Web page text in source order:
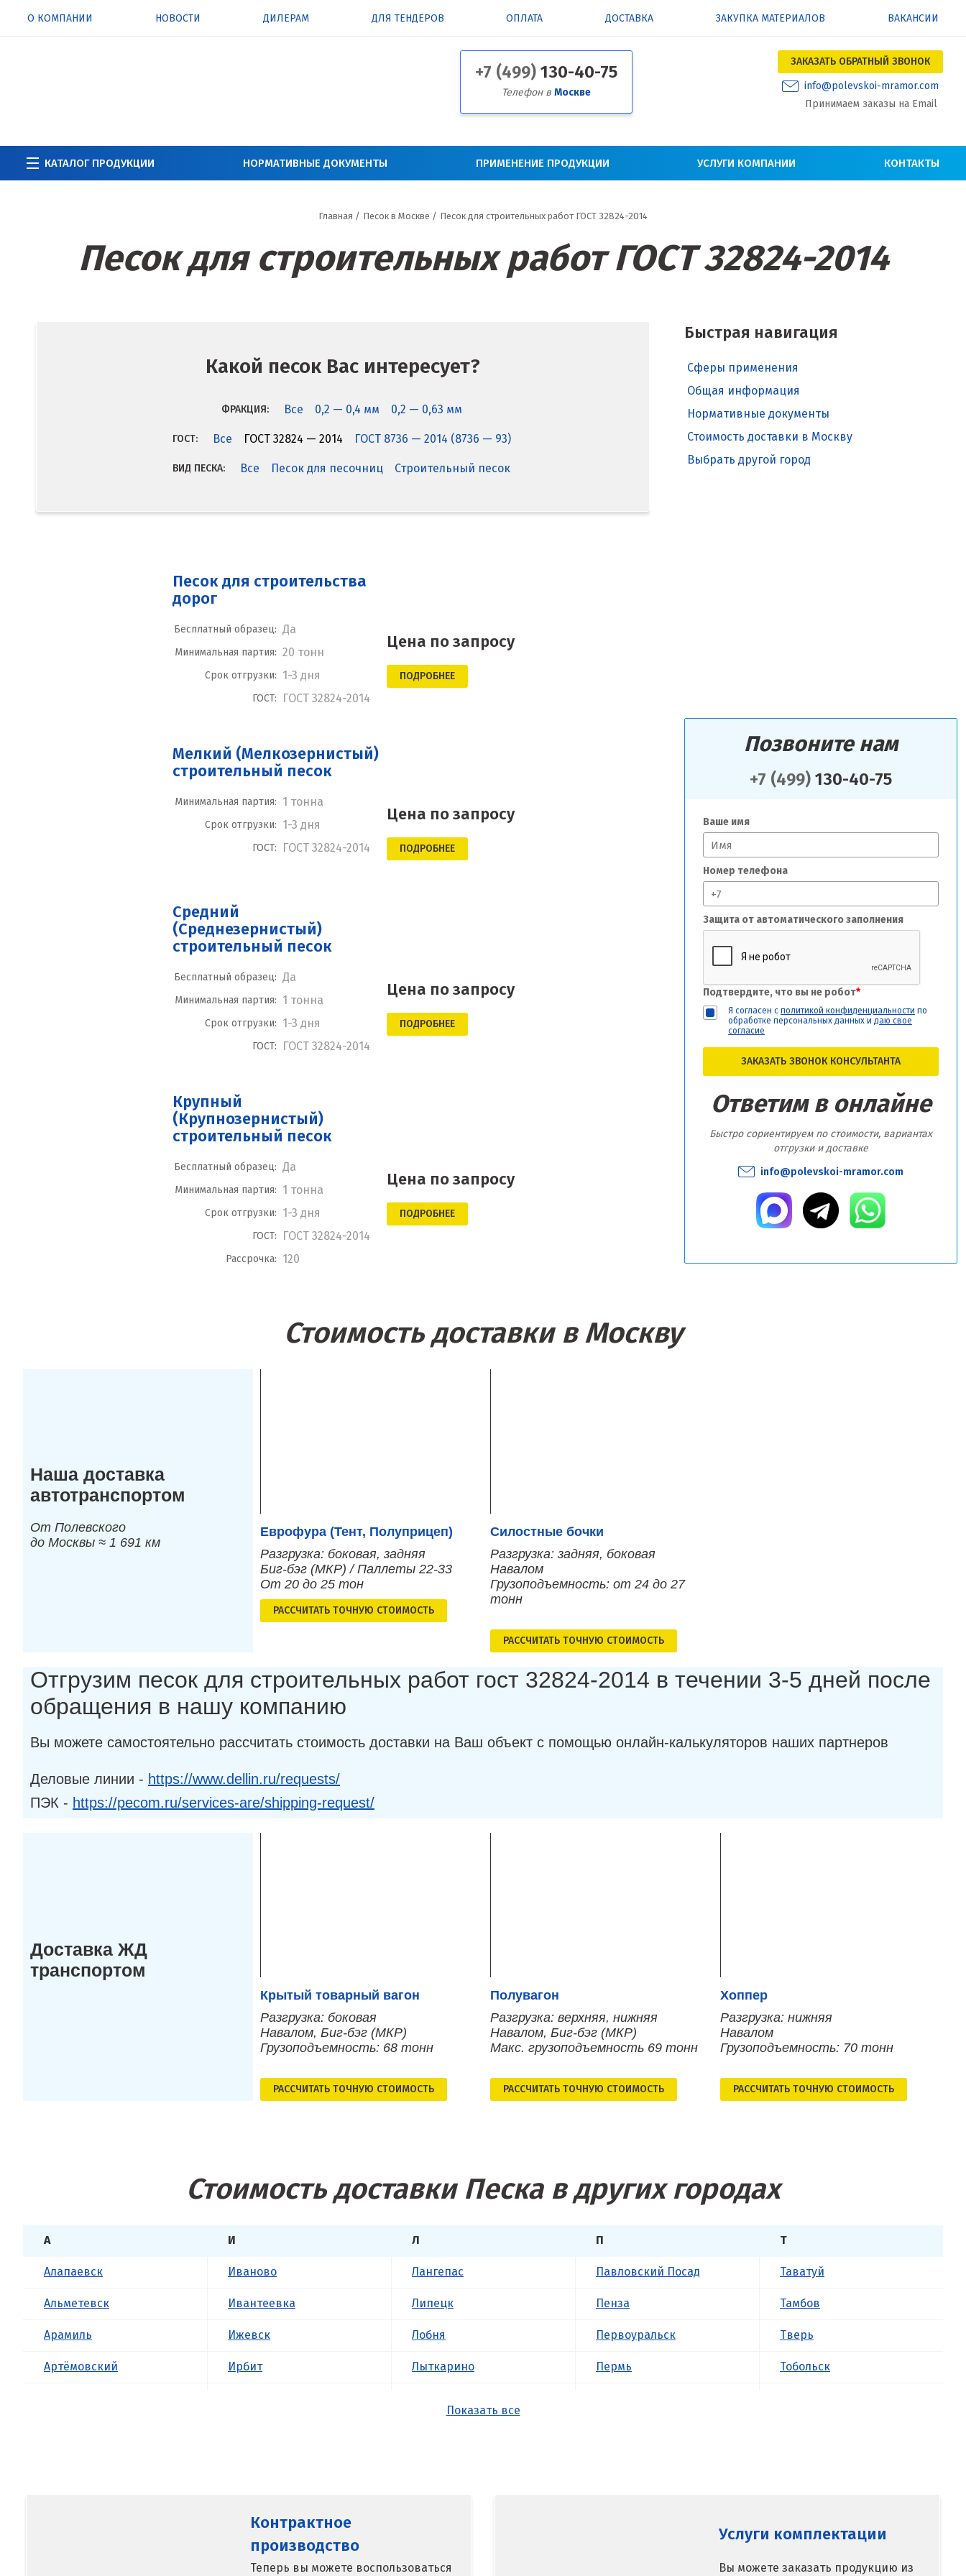
О КОМПАНИИ НОВОСТИ ДИЛЕРАМ ДЛЯ ТЕНДЕРОВ ОПЛАТА ДОСТАВКА ЗАКУПКА МАТЕРИАЛОВ ВАКАНСИИ
+7 (499) 130-40-75
Телефон в Москве
ЗАКАЗАТЬ ОБРАТНЫЙ ЗВОНОК
info@polevskoi-mramor.com
Принимаем заказы на Email
КАТАЛОГ ПРОДУКЦИИ НОРМАТИВНЫЕ ДОКУМЕНТЫ ПРИМЕНЕНИЕ ПРОДУКЦИИ УСЛУГИ КОМПАНИИ КОНТАКТЫ
Главная / Песок в Москве / Песок для строительных работ ГОСТ 32824-2014
Песок для строительных работ ГОСТ 32824-2014
Быстрая навигация
Сферы применения
Общая информация
Нормативные документы
Стоимость доставки в Москву
Выбрать другой город
Позвоните нам
+7 (499) 130-40-75
Ваше имя
Номер телефона
Защита от автоматического заполнения
Подтвердите, что вы не робот*
Я согласен с политикой конфиденциальности по
обработке персональных данных и даю свое
согласие
ЗАКАЗАТЬ ЗВОНОК КОНСУЛЬТАНТА
Ответим в онлайне
Быстро сориентируем по стоимости, вариантах
отгрузки и доставке
info@polevskoi-mramor.com
Какой песок Вас интересует?
ФРАКЦИЯ: Все 0,2 — 0,4 мм 0,2 — 0,63 мм
ГОСТ: Все ГОСТ 32824 — 2014 ГОСТ 8736 — 2014 (8736 — 93)
ВИД ПЕСКА: Все Песок для песочниц Строительный песок
Песок для строительства
дорог
Бесплатный образец: Да
Минимальная партия: 20 тонн
Срок отгрузки: 1-3 дня
ГОСТ: ГОСТ 32824-2014
Цена по запросу
ПОДРОБНЕЕ
Мелкий (Мелкозернистый)
строительный песок
Минимальная партия: 1 тонна
Срок отгрузки: 1-3 дня
ГОСТ: ГОСТ 32824-2014
Цена по запросу
ПОДРОБНЕЕ
Средний
(Среднезернистый)
строительный песок
Бесплатный образец: Да
Минимальная партия: 1 тонна
Срок отгрузки: 1-3 дня
ГОСТ: ГОСТ 32824-2014
Цена по запросу
ПОДРОБНЕЕ
Крупный
(Крупнозернистый)
строительный песок
Бесплатный образец: Да
Минимальная партия: 1 тонна
Срок отгрузки: 1-3 дня
ГОСТ: ГОСТ 32824-2014
Рассрочка: 120
Цена по запросу
ПОДРОБНЕЕ
Стоимость доставки в Москву
Наша доставка
автотранспортом
От Полевского
до Москвы ≈ 1 691 км
Еврофура (Тент, Полуприцеп)
Разгрузка: боковая, задняя
Биг-бэг (МКР) / Паллеты 22-33
От 20 до 25 тон
РАСCЧИТАТЬ ТОЧНУЮ СТОИМОСТЬ
Силостные бочки
Разгрузка: задняя, боковая
Навалом
Грузоподъемность: от 24 до 27
тонн
РАСCЧИТАТЬ ТОЧНУЮ СТОИМОСТЬ
Отгрузим песок для строительных работ гост 32824-2014 в течении 3-5 дней после
обращения в нашу компанию
Вы можете самостоятельно рассчитать стоимость доставки на Ваш объект с помощью онлайн-калькуляторов наших партнеров
Деловые линии - https://www.dellin.ru/requests/
ПЭК - https://pecom.ru/services-are/shipping-request/
Доставка ЖД
транспортом
Крытый товарный вагон
Разгрузка: боковая
Навалом, Биг-бэг (МКР)
Грузоподъемность: 68 тонн
РАСCЧИТАТЬ ТОЧНУЮ СТОИМОСТЬ
Полувагон
Разгрузка: верхняя, нижняя
Навалом, Биг-бэг (МКР)
Макс. грузоподъемность 69 тонн
РАСCЧИТАТЬ ТОЧНУЮ СТОИМОСТЬ
Хоппер
Разгрузка: нижняя
Навалом
Грузоподъемность: 70 тонн
РАСCЧИТАТЬ ТОЧНУЮ СТОИМОСТЬ
Стоимость доставки Песка в других городах
А
Алапаевск
Альметевск
Арамиль
Артёмовский
И
Иваново
Ивантеевка
Ижевск
Ирбит
Калининград
Калуга
Л
Лангепас
Липецк
Лобня
Лыткарино
П
Павловский Посад
Пенза
Первоуральск
Пермь
Т
Таватуй
Тамбов
Тверь
Тобольск
Показать все
Контрактное
производство
Теперь вы можете воспользоваться
Услуги комплектации
Вы можете заказать продукцию из